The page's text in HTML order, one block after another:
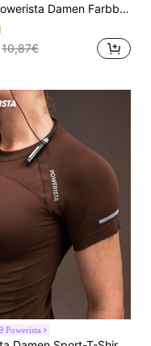
Damen Farbblock Casual vielseitiges Sport T-Shirt für den täglichen Ausflug
10,87€
Powerista